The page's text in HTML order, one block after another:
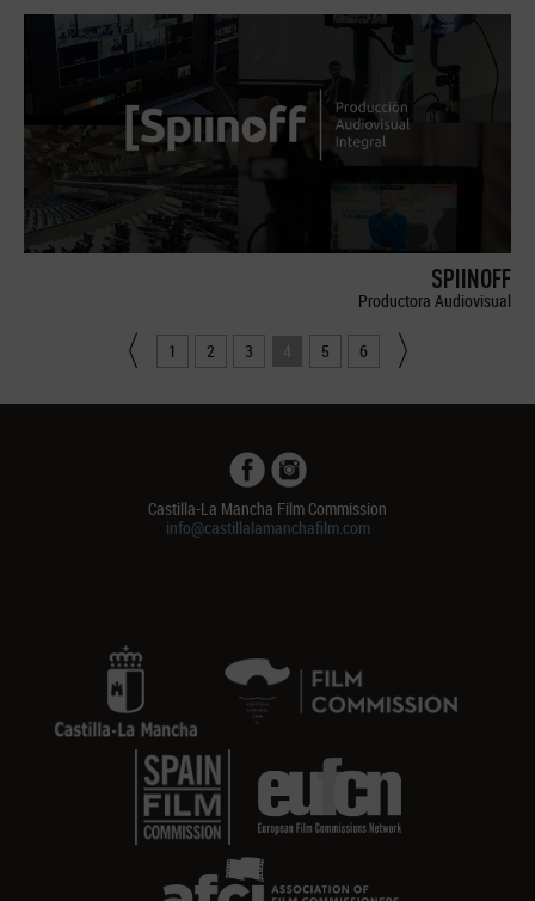
SPIINOFF
Productora Audiovisual
1 2 3 4 5 6
Castilla-La Mancha Film Commission
info@castillalamanchafilm.com